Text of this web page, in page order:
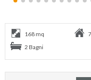
168 mq
2 Bagni